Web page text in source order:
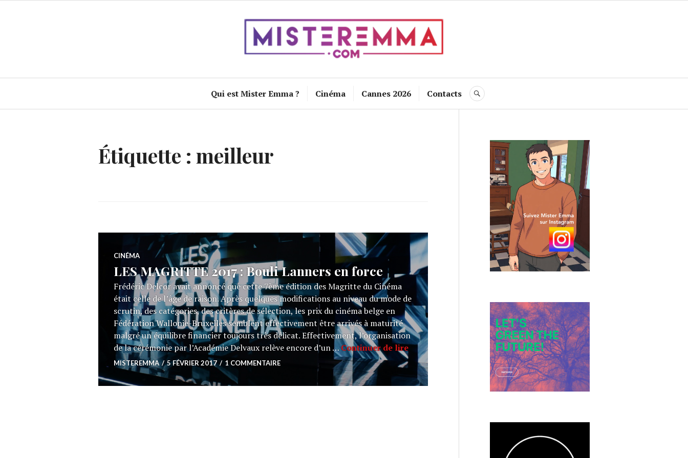
Qui est Mister Emma ? Cinéma Cannes 2026 Contacts RECHERCHE
Étiquette : meilleur
CINÉMA
LES MAGRITTE 2017 : Bouli Lanners en force
Frédéric Delcor avait annoncé que cette 7ème édition des Magritte du Cinéma
était celle de l’âge de raison. Après quelques modifications au niveau du mode de
scrutin, des catégories, des critères de sélection, les prix du cinéma belge en
Fédération Wallonie-Bruxelles semblent effectivement être arrivés à maturité
malgré un équilibre financier toujours très délicat. Effectivement, l’organisation
de la cérémonie par l’Académie Delvaux relève encore d’un …Continuer de lireLES MAGRITTE 2017 : Bouli Lanners en force
MISTEREMMA 5 FÉVRIER 2017 1 COMMENTAIRE